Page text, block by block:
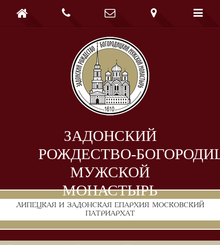
ЗАДОНСКИЙ
РОЖДЕСТВО-
МУЖСКОЙ
МОНАСТЫРЬ
ЛИПЕЦКАЯ И ЗАДОНСКАЯ ЕПАРХИЯ МОСКОВСКИЙ
ПАТРИАРХАТ
    